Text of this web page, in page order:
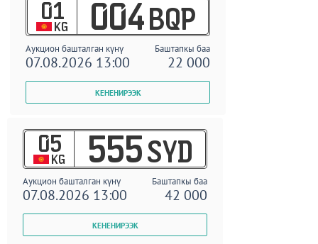
01
KG 004 BQP
Аукцион башталган күнү Баштапкы баа
07.08.2026 13:00 22 000
05
KG 555 SYD
Аукцион башталган күнү Баштапкы баа
07.08.2026 13:00 42 000